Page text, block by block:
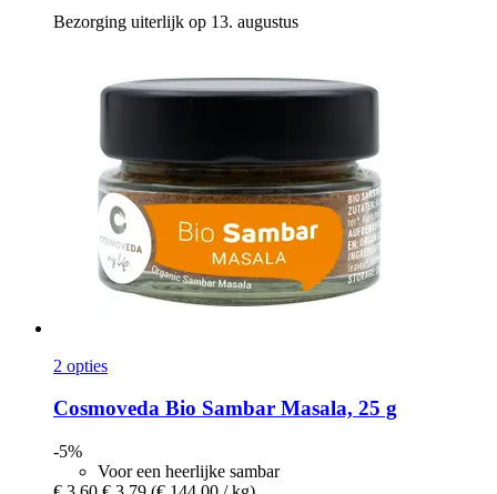
Bezorging uiterlijk op 13. augustus
2 opties
Cosmoveda Bio Sambar Masala, 25 g
-5%
Voor een heerlijke sambar